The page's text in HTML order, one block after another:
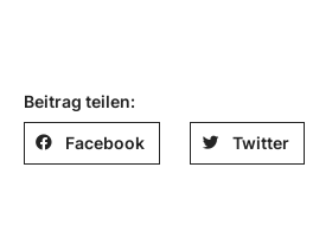
Beitrag teilen:
Facebook Twitter